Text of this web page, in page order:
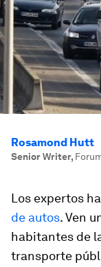
Rosamond Hutt
Senior Writer,
Los expertos
de autos. Ven
habitantes de
transporte